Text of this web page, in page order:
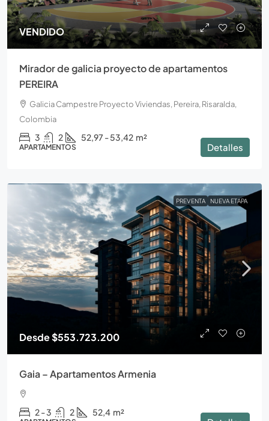
VENDIDO
Mirador de galicia proyecto de apartamentos
PEREIRA
Galicia Campestre Proyecto Viviendas, Pereira, Risaralda,
Colombia
3 2 52,97 - 53,42 m²
APARTAMENTOS Detalles
PREVENTA NUEVA ETAPA
Desde$553.723.200
Gaia – Apartamentos Armenia
2 - 3 2 52,4 m²